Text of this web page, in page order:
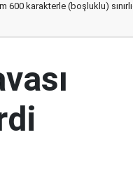
karakterle (boşluklu)